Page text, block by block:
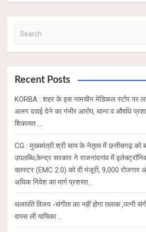
a
cRecent Posts
KORBA : शहर के इस नामचीन मेडिकल स्टोर पर
अलग दवाई देने का गंभीर आरोप, थाना व औषधि
शिकायत ….
CG : मुख्यमंत्री श्री साय के नेतृत्व में छत्तीसगढ़ को
उपलब्धि,केन्द्र सरकार ने राजनांदगांव में
क्लस्टर (EMC 2.0) को दी मंजूरी, 9,000 रोजगार
अधिक निवेश का मार्ग प्रशस्त…
थलापति विजय -संगीता का नहीं होगा तलाक ,पत्नी
वापस ली याचिका …